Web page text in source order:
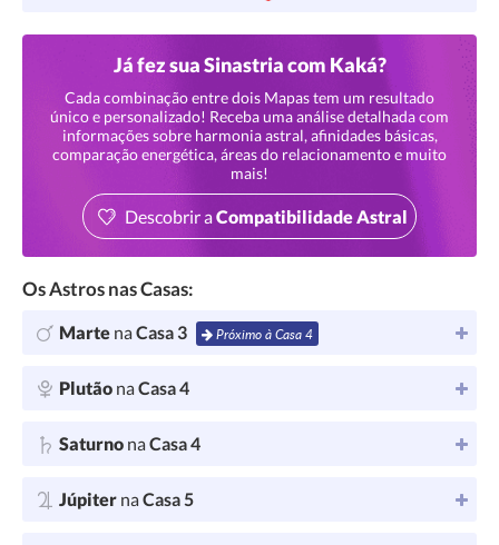
Já fez sua Sinastria com Kaká?
Cada combinação entre dois Mapas tem um resultado
único e personalizado! Receba uma análise detalhada com
informações sobre harmonia astral, afinidades básicas,
comparação energética, áreas do relacionamento e muito
mais!
Descobrir aCompatibilidade Astral
Os Astros nas Casas:
Marte naCasa 3 Próximo à Casa 4
Plutão naCasa 4
Saturno naCasa 4
Júpiter naCasa 5